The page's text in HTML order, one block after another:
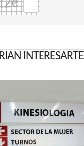
INTERESARTE